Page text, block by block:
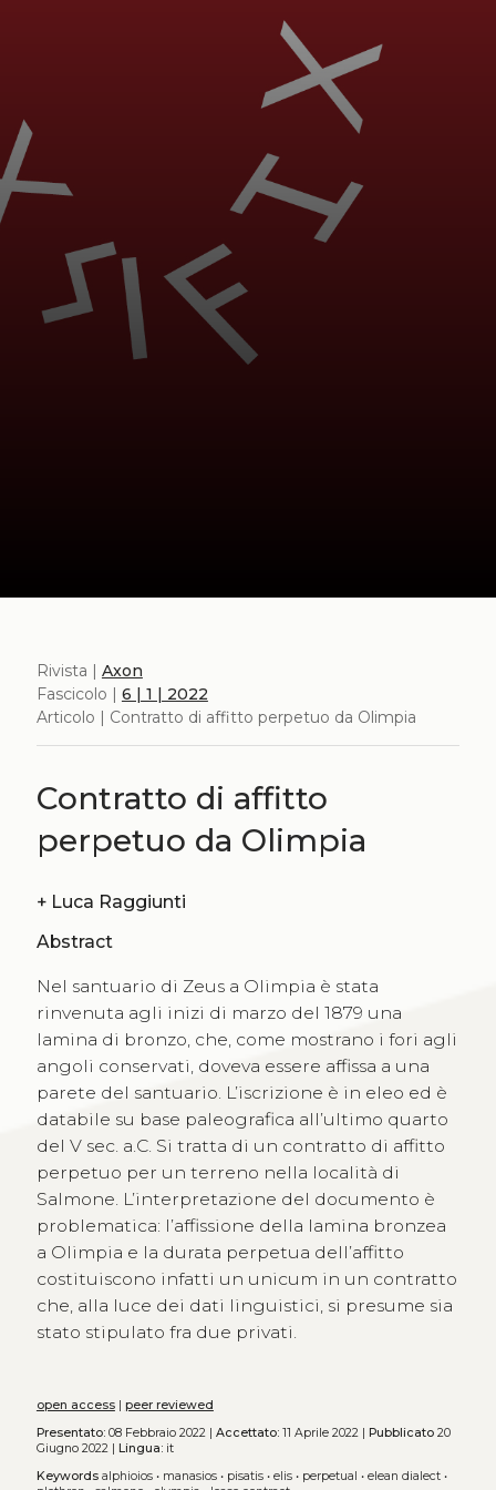
Rivista | Axon
Fascicolo | 6 | 1 | 2022
Articolo | Contratto di affitto perpetuo da Olimpia
Contratto di affitto
perpetuo da Olimpia
+ Luca Raggiunti
Abstract
Nel santuario di Zeus a Olimpia è stata
rinvenuta agli inizi di marzo del 1879 una
lamina di bronzo, che, come mostrano i fori agli
angoli conservati, doveva essere affissa a una
parete del santuario. L’iscrizione è in eleo ed è
databile su base paleografica all’ultimo quarto
del V sec. a.C. Si tratta di un contratto di affitto
perpetuo per un terreno nella località di
Salmone. L’interpretazione del documento è
problematica: l’affissione della lamina bronzea
a Olimpia e la durata perpetua dell’affitto
costituiscono infatti un unicum in un contratto
che, alla luce dei dati linguistici, si presume sia
stato stipulato fra due privati.
open access| peer reviewed
Presentato:08 Febbraio 2022 | Accettato:11 Aprile 2022 | Pubblicato20
Giugno 2022 | Lingua:it
Keywords alphioios• manasios• pisatis• elis• perpetual • elean dialect•